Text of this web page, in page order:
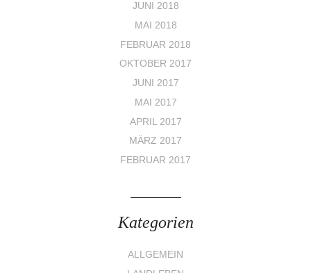
JUNI 2018
MAI 2018
FEBRUAR 2018
OKTOBER 2017
JUNI 2017
MAI 2017
APRIL 2017
MÄRZ 2017
FEBRUAR 2017
Kategorien
ALLGEMEIN